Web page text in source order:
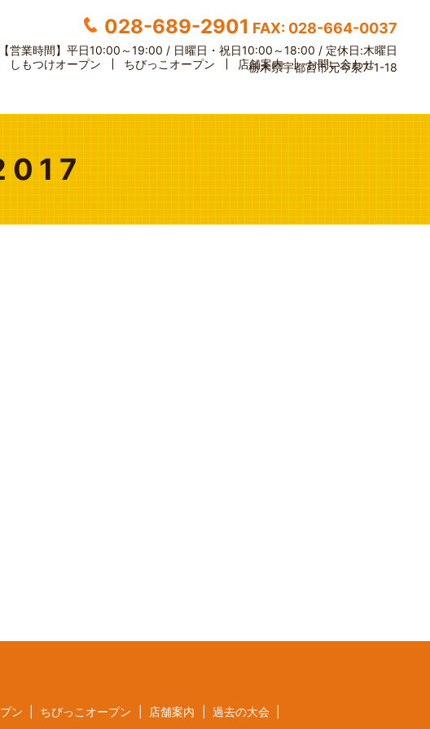
028-689-2901 FAX: 028-664-0037
【営業時間】 平日10:00～19:00 / 日曜日・祝日10:00～18:00 / 定休日:木曜日
栃木県宇都宮市元今泉7-1-18
しもつけオープン ちびっこオープン 店舗案内 お問い合わせ
ン ちびっこオープン 店舗案内
過去の大会